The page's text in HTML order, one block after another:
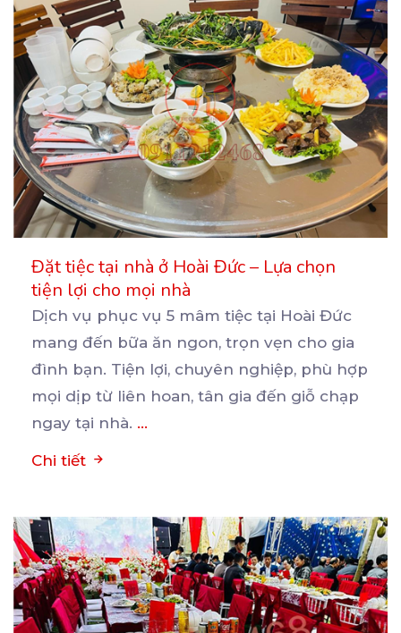
Đặt tiệc tại nhà ở Hoài Đức – Lựa chọn
tiện lợi cho mọi nhà
Dịch vụ phục vụ 5 mâm tiệc tại Hoài Đức
mang đến bữa ăn ngon, trọn vẹn cho gia
đình bạn. Tiện lợi, chuyên nghiệp, phù hợp
mọi dịp từ liên hoan, tân gia đến giỗ chạp
ngay tại nhà. ...
Chi tiết